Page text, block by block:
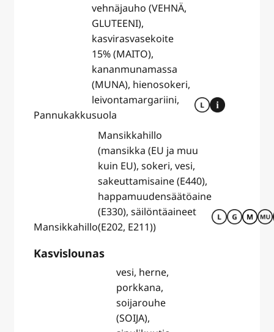
Pannukakku
vehnäjauho (VEHNÄ,
GLUTEENI),
kasvirasvasekoite
15% (MAITO),
kananmunamassa
(MUNA), hienosokeri,
leivontamargariini,
suola
Mansikkahillo
Mansikkahillo
(mansikka (EU ja muu
kuin EU), sokeri, vesi,
sakeuttamisaine (E440),
happamuudensäätöaine
(E330), säilöntäaineet
(E202, E211))
Kasvislounas
vesi, herne,
porkkana,
soijarouhe
(SOIJA),